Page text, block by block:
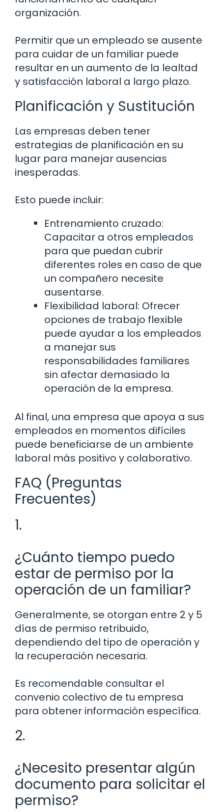
organización.
Permitir que un empleado se ausente
para cuidar de un familiar puede
resultar en un aumento de la lealtad
y satisfacción laboral a largo plazo.
Planificación y Sustitución
Las empresas deben tener
estrategias de planificación en su
lugar para manejar ausencias
inesperadas.
Esto puede incluir:
Entrenamiento cruzado:
Capacitar a otros empleados
para que puedan cubrir
diferentes roles en caso de que
un compañero necesite
ausentarse.
Flexibilidad laboral: Ofrecer
opciones de trabajo flexible
puede ayudar a los empleados
a manejar sus
responsabilidades familiares
sin afectar demasiado la
operación de la empresa.
Al final, una empresa que apoya a sus
empleados en momentos difíciles
puede beneficiarse de un ambiente
laboral más positivo y colaborativo.
FAQ (Preguntas
Frecuentes)
1.
¿Cuánto tiempo puedo
estar de permiso por la
operación de un familiar?
Generalmente, se otorgan entre 2 y 5
días de permiso retribuido,
dependiendo del tipo de operación y
la recuperación necesaria.
Es recomendable consultar el
convenio colectivo de tu empresa
para obtener información específica.
2.
¿Necesito presentar algún
documento para solicitar el
permiso?